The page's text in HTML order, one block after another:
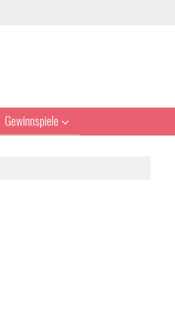
Gewinnspiele